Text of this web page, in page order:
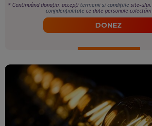
* Continuând donația, accepți termenii si condițiile site-
confidențialitate ce date personale colectăm
DONEZ